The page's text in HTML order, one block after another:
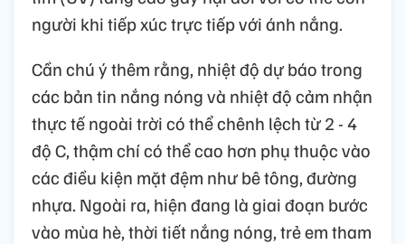
người khi tiếp xúc trực tiếp với ánh nắng.
Cần chú ý thêm rằng, nhiệt độ dự báo trong
các bản tin nắng nóng và nhiệt độ cảm nhận
thực tế ngoài trời có thể chênh lệch từ 2 - 4
độ C, thậm chí có thể cao hơn phụ thuộc vào
các điều kiện mặt đệm như bê tông, đường
nhựa. Ngoài ra, hiện đang là giai đoạn bước
vào mùa hè, thời tiết nắng nóng, trẻ em tham